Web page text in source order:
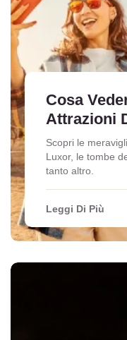
Cosa
Attrazioni
Scopri le
Luxor, le tombe
tanto altro.
Leggi Di Più